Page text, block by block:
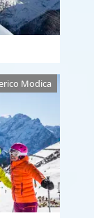
Modica